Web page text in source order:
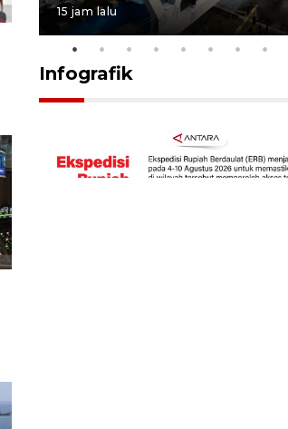
15 jam lalu
Infografik